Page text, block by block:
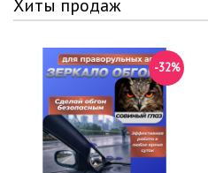
Хиты продаж
-32%